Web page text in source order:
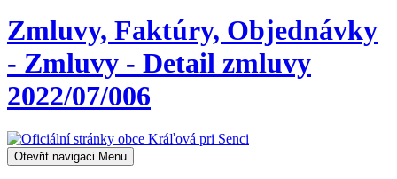
Zmluvy, Faktúry, Objednávky
- Zmluvy - Detail zmluvy
2022/07/006
Otevřit navigaci Menu